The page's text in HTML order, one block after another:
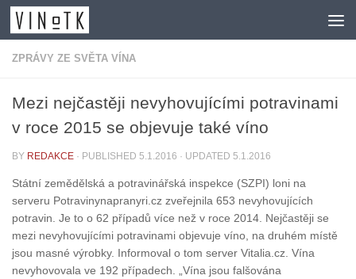
Skip to content
ZPRÁVY ZE SVĚTA VÍNA
Mezi nejčastěji nevyhovujícími potravinami
v roce 2015 se objevuje také víno
BY REDAKCE · PUBLISHED 5.1.2016 · UPDATED 5.1.2016
Státní zemědělská a potravinářská inspekce (SZPI) loni na
serveru Potravinynapranyri.cz zveřejnila 653 nevyhovujících
potravin. Je to o 62 případů více než v roce 2014. Nejčastěji se
mezi nevyhovujícími potravinami objevuje víno, na druhém místě
jsou masné výrobky. Informoval o tom server Vitalia.cz. Vína
nevyhovovala ve 192 případech. „Vína jsou falšována